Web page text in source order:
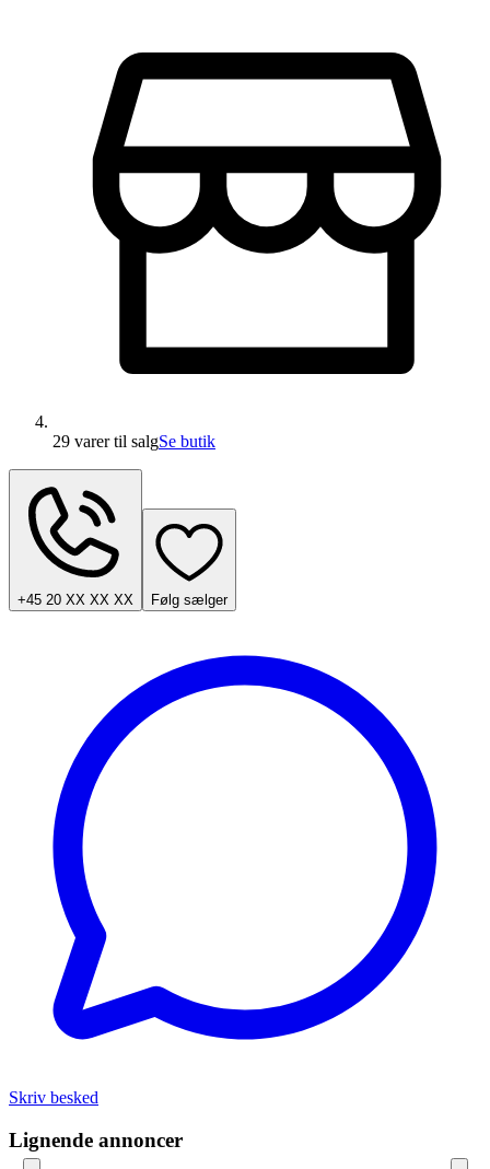
29 varertil salgSe butik
+45 20 XX XX XX Følg sælger
Skriv besked
Lignende annoncer